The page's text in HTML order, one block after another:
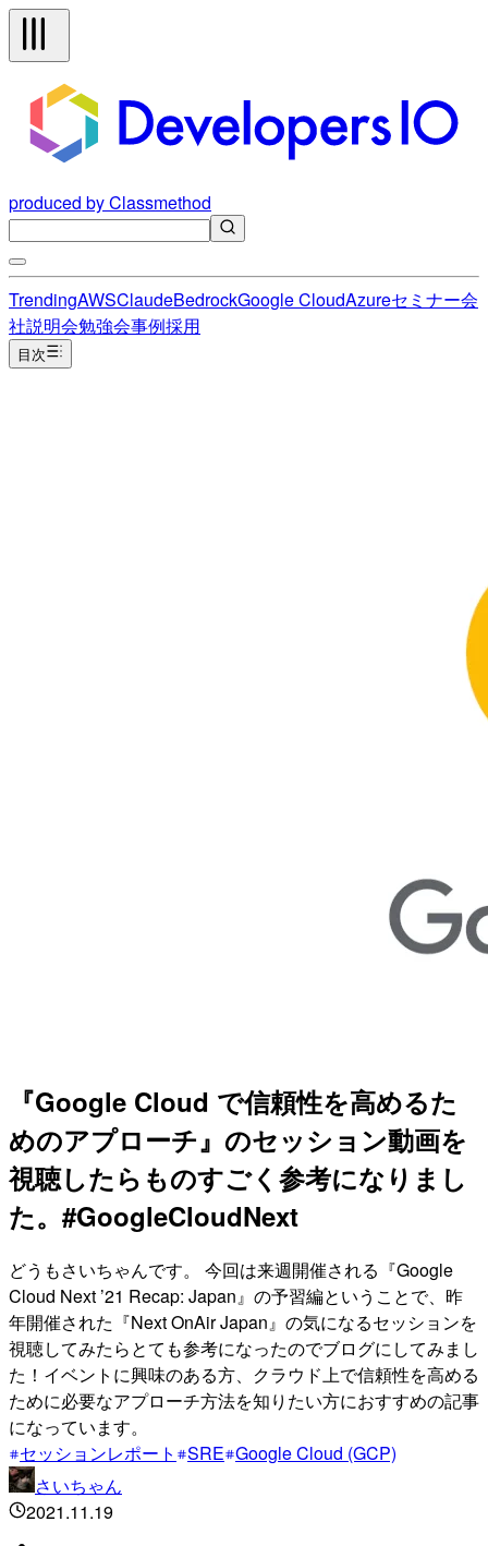
produced by Classmethod
TrendingAWSClaudeBedrockGoogle CloudAzureセミナー会
社説明会勉強会事例採用
目次
『Google Cloud で信頼性を高めるた
めのアプローチ』のセッション動画を
視聴したらものすごく参考になりまし
た。#GoogleCloudNext
どうもさいちゃんです。 今回は来週開催される『Google
Cloud Next ’21 Recap: Japan』の予習編ということで、昨
年開催された『Next OnAir Japan』の気になるセッションを
視聴してみたらとても参考になったのでブログにしてみまし
た！イベントに興味のある方、クラウド上で信頼性を高める
ために必要なアプローチ方法を知りたい方におすすめの記事
になっています。
セッションレポート
SRE Google Cloud (GCP)
さいちゃん
2021.11.19